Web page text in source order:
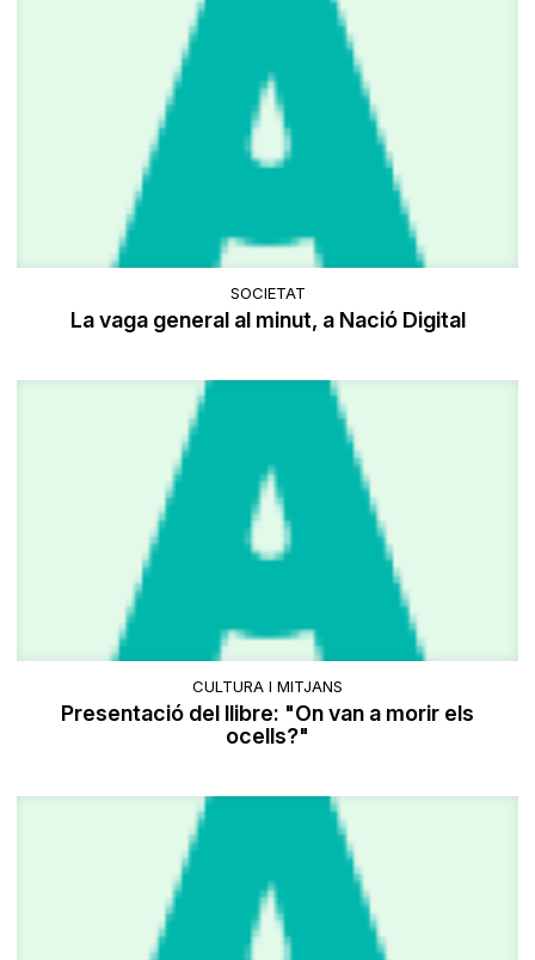
SOCIETAT
La vaga general al minut, a Nació Digital
CULTURA I MITJANS
Presentació del llibre: "On van a morir els
ocells?"